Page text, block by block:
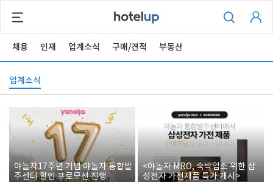
채용 인재 업계소식 구매/견적 부동산
업계소식
야놀자17주년 기념 야놀자 통합발
주센터 할인 프로모션 진행
<야놀자 MRO, 숙박업소 위한 삼
성전자 가전제품 특가 개시>